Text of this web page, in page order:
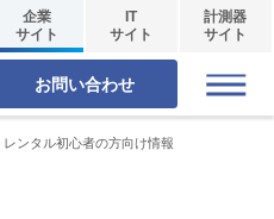
企業
サイト
IT
サイト
計測器
サイト
お問い合わせ
レンタル初心者の方向け情報